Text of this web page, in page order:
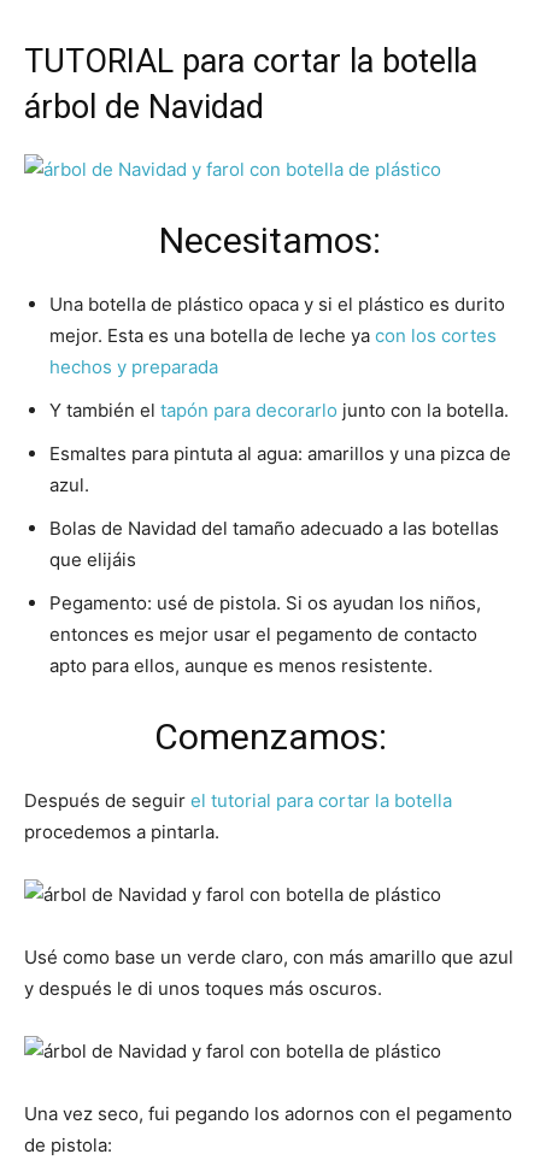
TUTORIAL para cortar la botella
árbol de Navidad
Necesitamos:
Una botella de plástico opaca y si el plástico es durito
mejor. Esta es una botella de leche ya con los cortes
hechos y preparada
Y también el tapón para decorarlo junto con la botella.
Esmaltes para pintuta al agua: amarillos y una pizca de
azul.
Bolas de Navidad del tamaño adecuado a las botellas
que elijáis
Pegamento: usé de pistola. Si os ayudan los niños,
entonces es mejor usar el pegamento de contacto
apto para ellos, aunque es menos resistente.
Comenzamos:
Después de seguir el tutorial para cortar la botella
procedemos a pintarla.
Usé como base un verde claro, con más amarillo que azul
y después le di unos toques más oscuros.
Una vez seco, fui pegando los adornos con el pegamento
de pistola: